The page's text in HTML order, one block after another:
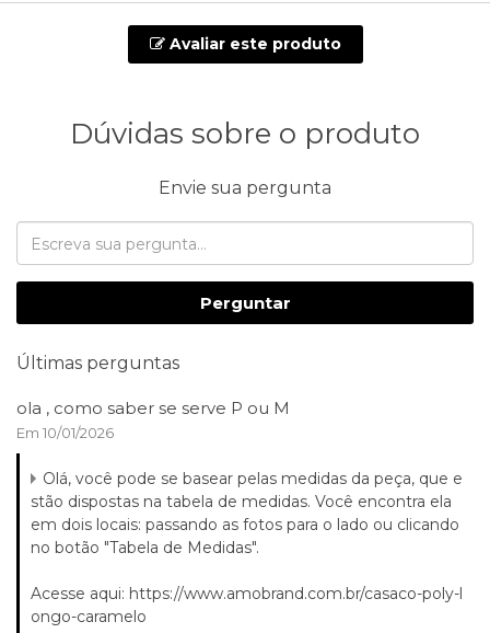
Avaliar este produto
Dúvidas sobre o produto
Envie sua pergunta
Perguntar
Últimas perguntas
ola , como saber se serve P ou M
Em 10/01/2026
Olá, você pode se basear pelas medidas da peça, que e
stão dispostas na tabela de medidas. Você encontra ela
em dois locais: passando as fotos para o lado ou clicando
no botão "Tabela de Medidas".
Acesse aqui: https://www.amobrand.com.br/casaco-poly-l
ongo-caramelo